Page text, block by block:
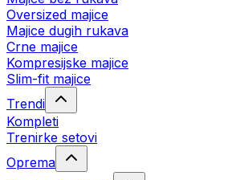
Oversized majice
Majice dugih rukava
Crne majice
Kompresijske majice
Slim-fit majice
Trendi
Kompleti
Trenirke setovi
Oprema